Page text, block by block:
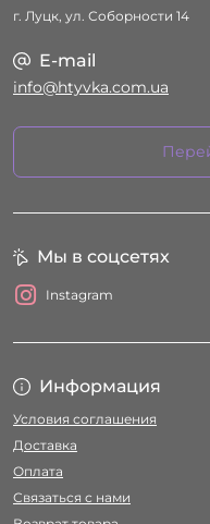
г. Луцк, ул. Соборности 14
E-mail
info@htyvka.com.ua
Информация
Условия соглашения
Доставка
Оплата
Связаться с нами
Мы в соцсетях
Instagram